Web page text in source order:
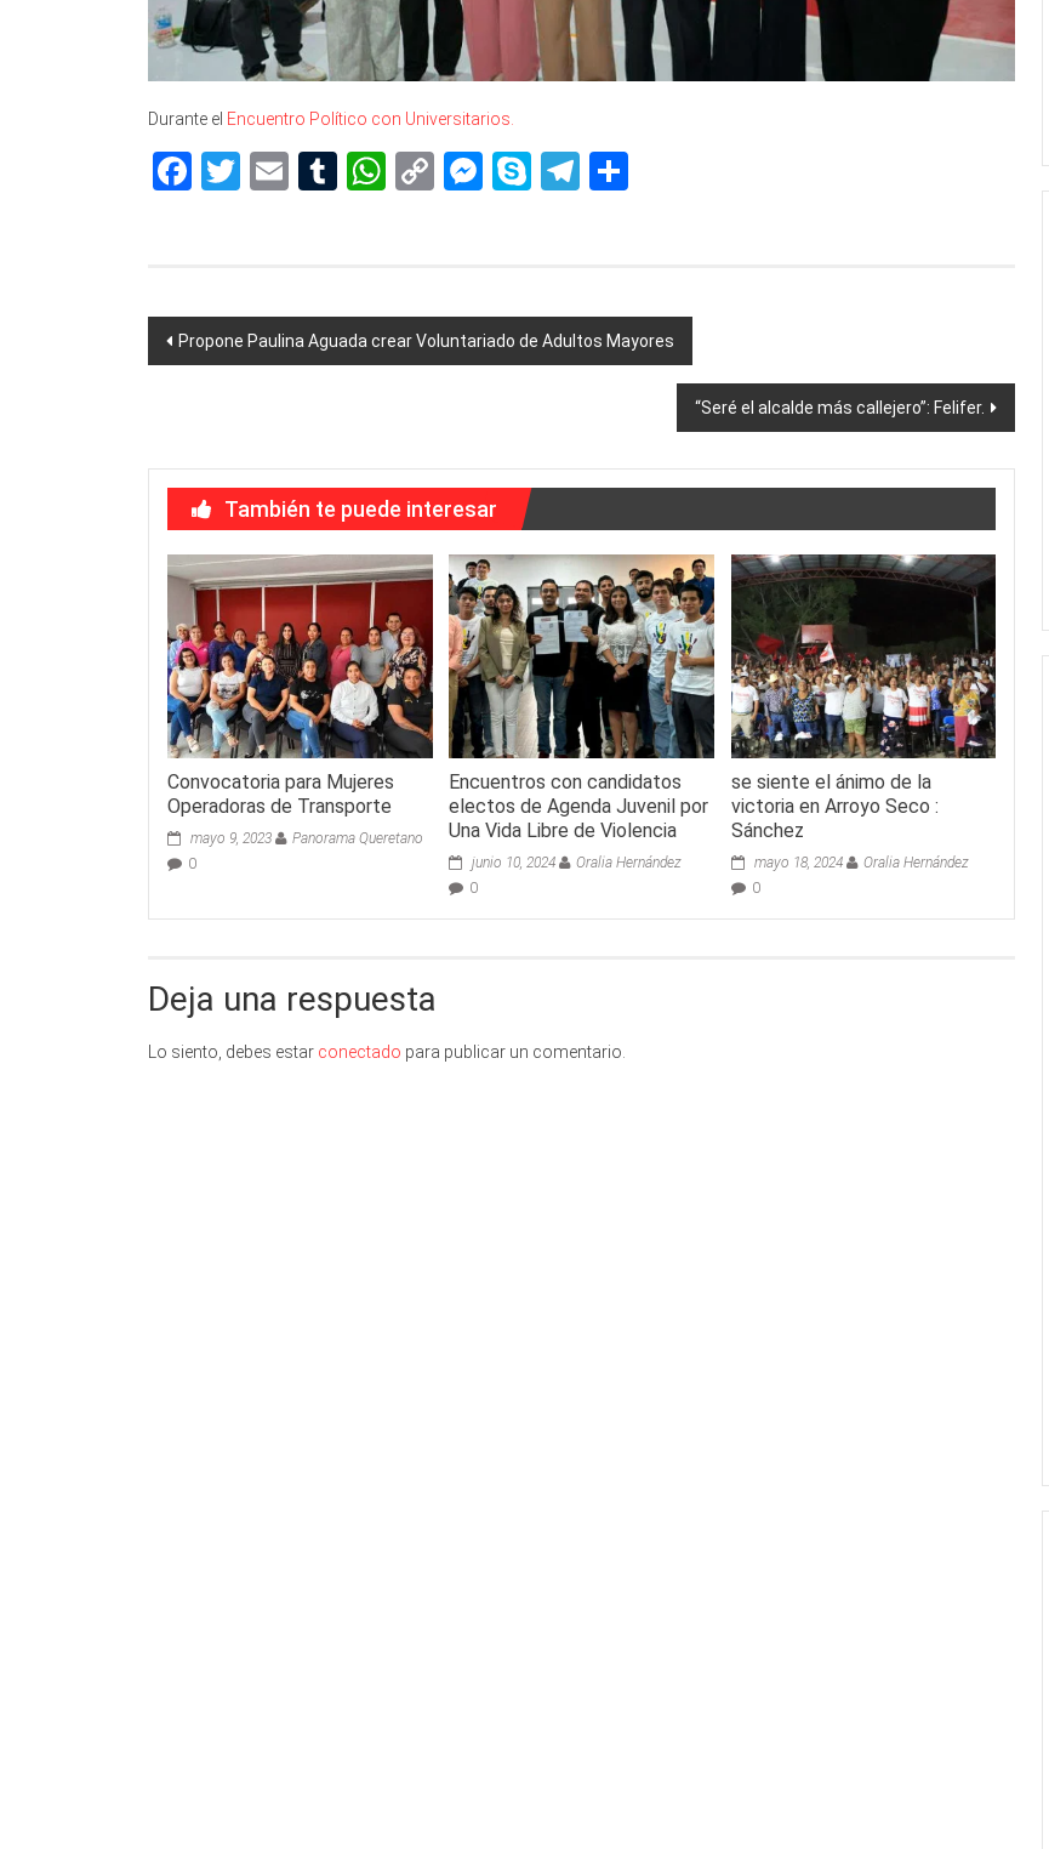
Durante el Encuentro Político con Universitarios.
Facebook
Twitter
EmailTumblr
WhatsApp
CopyMessenger
SkypeTelegram
Navegación
Propone Paulina Aguada crear Voluntariado de Adultos Mayores
“Seré el alcalde más callejero”: Felifer.
También te puede interesar
Convocatoria para Mujeres
Operadoras de Transporte
mayo 9, 2023
Panorama Queretano
0
Encuentros con candidatos
electos de Agenda Juvenil por
Una Vida Libre de Violencia
junio 10, 2024
Oralia Hernández
0
se siente el ánimo de la
victoria en Arroyo Seco :
Sánchez
mayo 18, 2024
Oralia Hernández
0
Deja una respuesta
Lo siento, debes estar conectado para publicar un comentario.